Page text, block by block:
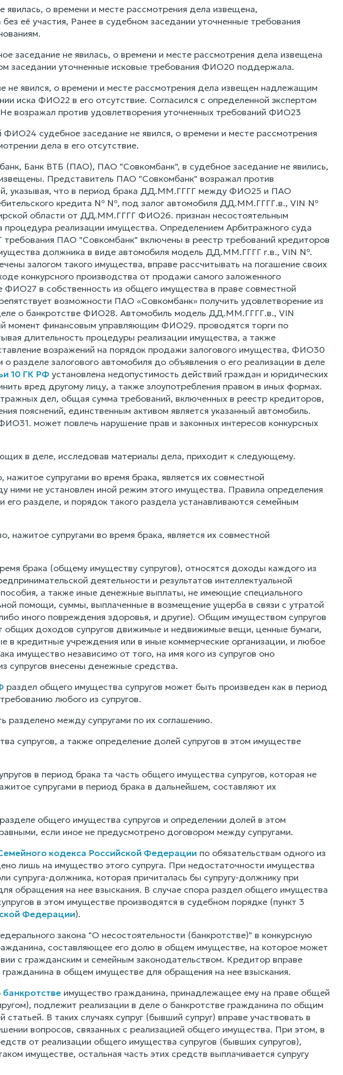
о времени и месте рассмотрения дела извещена,
её участия, Ранее в судебном заседании уточненные требования
заседание не явилась, о времени и месте рассмотрения дела извещена
заседании уточненные исковые требования ФИО20 поддержала.
не явился, о времени и месте рассмотрения дела извещен надлежащим
иска ФИО22 в его отсутствие. Согласился с определенной экспертом
возражал против удовлетворения уточненных требований ФИО23
судебное заседание не явился, о времени и месте рассмотрения
дела в его отсутствие.
Банк ВТБ (ПАО), ПАО "Совкомбанк", в судебное заседание не явились,
Представитель ПАО "Совкомбанк" возражал против
указывая, что в период брака ДД.ММ.ГГГГ между ФИО25 и ПАО
кредита № №, под залог автомобиля ДД.ММ.ГГГГ.в., VIN №
области от ДД.ММ.ГГГГ ФИО26. признан несостоятельным
процедура реализации имущества. Определением Арбитражного суда
ПАО "Совкомбанк" включены в реестр требований кредиторов
должника в виде автомобиля модель ДД.ММ.ГГГГ г.в., VIN №.
залогом такого имущества, вправе рассчитывать на погашение своих
конкурсного производства от продажи самого заложенного
в собственность из общего имущества в праве совместной
возможности ПАО «Совкомбанк» получить удовлетворение из
о банкротстве ФИО28. Автомобиль модель ДД.ММ.ГГГГ.в., VIN
момент финансовым управляющим ФИО29. проводятся торги по
длительность процедуры реализации имущества, а также
возражений на порядок продажи залогового имущества, ФИО30
разделе залогового автомобиля до объявления о его реализации в деле
10 ГК РФустановлена недопустимость действий граждан и юридических
вред другому лицу, а также злоупотребления правом в иных формах.
дел, общая сумма требований, включенных в реестр кредиторов,
пояснений, единственным активом является указанный автомобиль.
может повлечь нарушение прав и законных интересов конкурсных
в деле, исследовав материалы дела, приходит к следующему.
супругами во время брака, является их совместной
ними не установлен иной режим этого имущества. Правила определения
разделе, и порядок такого раздела устанавливаются семейным
нажитое супругами во время брака, является их совместной
брака (общему имуществу супругов), относятся доходы каждого из
деятельности и результатов интеллектуальной
а также иные денежные выплаты, не имеющие специального
помощи, суммы, выплаченные в возмещение ущерба в связи с утратой
иного повреждения здоровья, и другие). Общим имуществом супругов
общих доходов супругов движимые и недвижимые вещи, ценные бумаги,
в кредитные учреждения или в иные коммерческие организации, и любое
имущество независимо от того, на имя кого из супругов оно
супругов внесены денежные средства.
раздел общего имущества супругов может быть произведен как в период
любого из супругов.
между супругами по их соглашению.
супругов, а также определение долей супругов в этом имуществе
в период брака та часть общего имущества супругов, которая не
супругами в период брака в дальнейшем, составляют их
общего имущества супругов и определении долей в этом
если иное не предусмотрено договором между супругами.
кодекса Российской Федерации по обязательствам одного из
лишь на имущество этого супруга. При недостаточности имущества
супруга-должника, которая причиталась бы супругу-должнику при
обращения на нее взыскания. В случае спора раздел общего имущества
в этом имуществе производятся в судебном порядке (пункт 3
Федерации).
закона "О несостоятельности (банкротстве)" в конкурсную
составляющее его долю в общем имуществе, на которое может
с гражданским и семейным законодательством. Кредитор вправе
в общем имуществе для обращения на нее взыскания.
банкротствеимущество гражданина, принадлежащее ему на праве общей
подлежит реализации в деле о банкротстве гражданина по общим
В таких случаях супруг (бывший супруг) вправе участвовать в
вопросов, связанных с реализацией общего имущества. При этом, в
от реализации общего имущества супругов (бывших супругов),
имуществе, остальная часть этих средств выплачивается супругу